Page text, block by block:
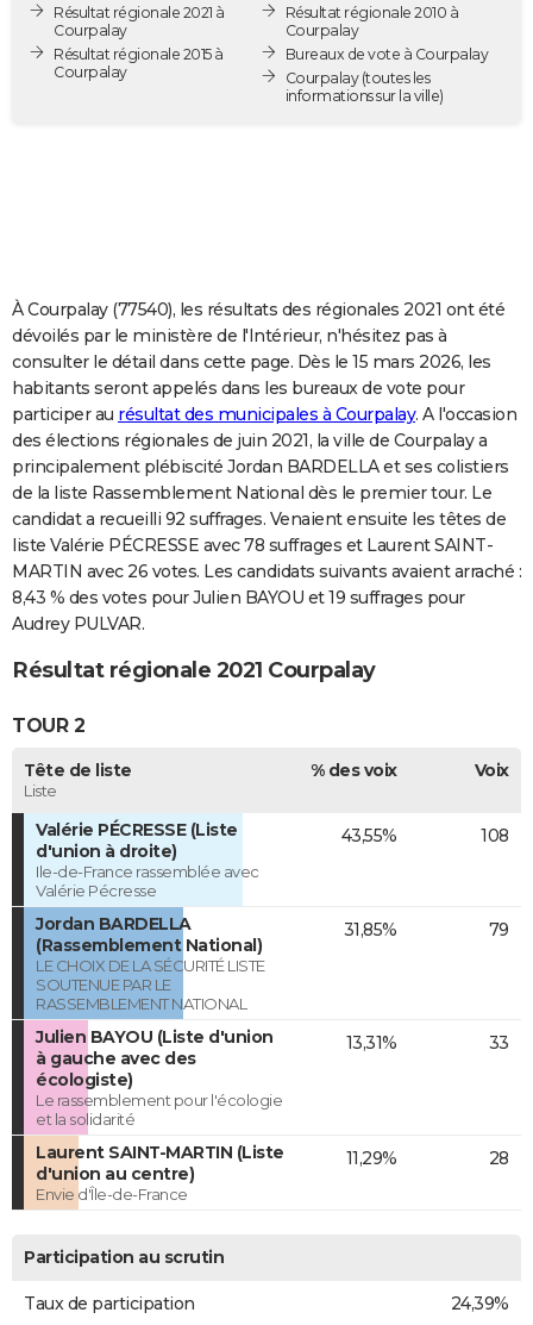
Destinations
City break
Voyage nature
Voyage de noces
Forum
PHOTO
GUIDES D'ACHAT
COPAINS D'AVANT
S'inscrire
Se connecter
Lycées
Collèges
Primaires
Universités
Entreprises
Service militaire
Avis de recherche
AVIS DE DÉCÈS
FORUM
Bricolage
Lifestyle
Culture
SportAuto
Television
Voyage
Cinema
Résultat régionale 2021 à
Courpalay
Résultat régionale 2015 à
Courpalay
Résultat régionale 2010 à
Courpalay
Bureaux de vote à Courpalay
Courpalay(toutes les
informations sur la ville)
À Courpalay (77540), les résultats des régionales 2021 ont été
dévoilés par le ministère de l'Intérieur, n'hésitez pas à
consulter le détail dans cette page. Dès le 15 mars 2026, les
habitants seront appelés dans les bureaux de vote pour
participer au résultat des municipales à Courpalay. A l'occasion
des élections régionales de juin 2021, la ville de Courpalay a
principalement plébiscité Jordan BARDELLA et ses colistiers
de la liste Rassemblement National dès le premier tour. Le
candidat a recueilli 92 suffrages. Venaient ensuite les têtes de
liste Valérie PÉCRESSE avec 78 suffrages et Laurent SAINT-
MARTIN avec 26 votes. Les candidats suivants avaient arraché :
8,43 % des votes pour Julien BAYOU et 19 suffrages pour
Audrey PULVAR.
Résultat régionale 2021 Courpalay
TOUR 2
Tête de liste
Liste
% des voix Voix
Valérie PÉCRESSE (Liste
d'union à droite)
Ile-de-France rassemblée avec
Valérie Pécresse
43,55% 108
Jordan BARDELLA
(Rassemblement National)
LE CHOIX DE LA SÉCURITÉ LISTE
SOUTENUE PAR LE
RASSEMBLEMENT NATIONAL
31,85% 79
Julien BAYOU (Liste d'union
à gauche avec des
écologiste)
Le rassemblement pour l'écologie
et la solidarité
13,31% 33
Laurent SAINT-MARTIN (Liste
d'union au centre)
Envie d'Île-de-France
11,29% 28
Participation au scrutin
Taux de participation 24,39%